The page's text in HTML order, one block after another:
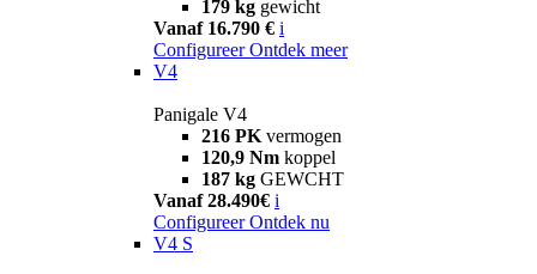
179 kg gewicht
Vanaf 16.790 € i
Configureer Ontdek meer
V4
Panigale V4
216 PK vermogen
120,9 Nm koppel
187 kg GEWCHT
Vanaf 28.490€ i
Configureer Ontdek nu
V4 S